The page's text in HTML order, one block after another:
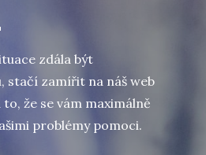
zdála být
stačí zamířit na náš web
že se vám maximálně
problémy pomoci.